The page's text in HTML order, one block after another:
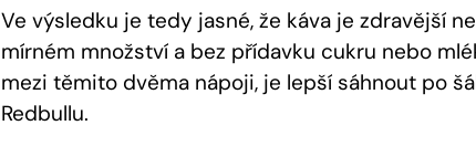
Ve výsledku je tedy jasné, že káva je zdravější
mírném množství a bez přídavku cukru nebo
mezi těmito dvěma nápoji, je lepší sáhnout po
Redbullu.